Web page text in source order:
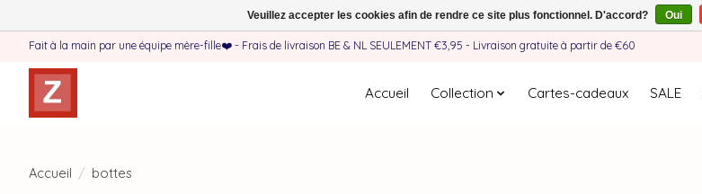
Fait à la main par une équipe mère-fille❤️ - Frais de livraison BE & NL SEULEMENT €3,95 - Livraison gratuite à partir de €60
Accueil Collection Cartes-cadeaux SALE
Accueil / bottes
Veuillez accepter les cookies afin de rendre ce site plus fonctionnel. D'accord? Oui